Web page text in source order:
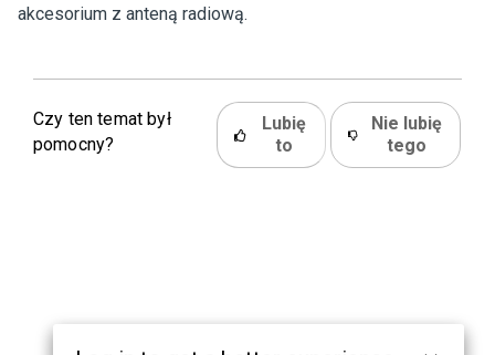
akcesorium z anteną radiową.
Czy ten temat był
pomocny?
Lubię
to
Nie lubię
tego